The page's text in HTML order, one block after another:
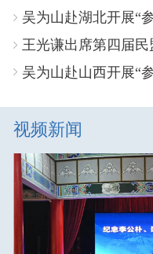
吴为山赴湖北开展“
王光谦出席第四届
吴为山赴山西开展“
视频新闻